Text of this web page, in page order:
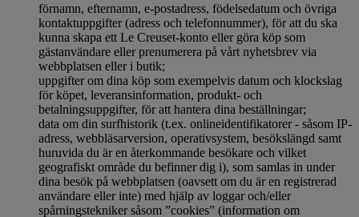
förnamn, efternamn, e-postadress, födelsedatum och övriga
kontaktuppgifter (adress och telefonnummer), för att du ska
kunna skapa ett Le Creuset-konto eller göra köp som
gästanvändare eller prenumerera på vårt nyhetsbrev via
webbplatsen eller i butik;
uppgifter om dina köp som exempelvis datum och klockslag
för köpet, leveransinformation, produkt- och
betalningsuppgifter, för att hantera dina beställningar;
data om din surfhistorik (t.ex. onlineidentifikatorer - såsom IP-
adress, webbläsarversion, operativsystem, besökslängd samt
huruvida du är en återkommande besökare och vilket
geografiskt område du befinner dig i), som samlas in under
dina besök på webbplatsen (oavsett om du är en registrerad
användare eller inte) med hjälp av loggar och/eller
spårningstekniker såsom ”cookies” (information om